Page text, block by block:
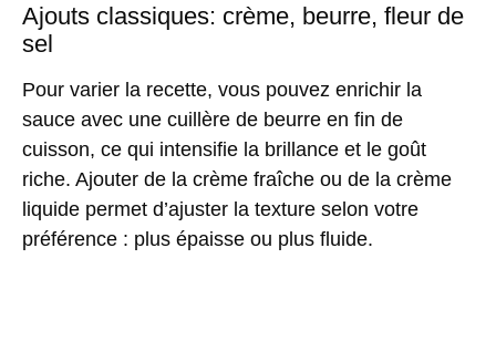
Ajouts classiques: crème, beurre, fleur de
sel
Pour varier la recette, vous pouvez enrichir la
sauce avec une cuillère de beurre en fin de
cuisson, ce qui intensifie la brillance et le goût
riche. Ajouter de la crème fraîche ou de la crème
liquide permet d’ajuster la texture selon votre
préférence : plus épaisse ou plus fluide.